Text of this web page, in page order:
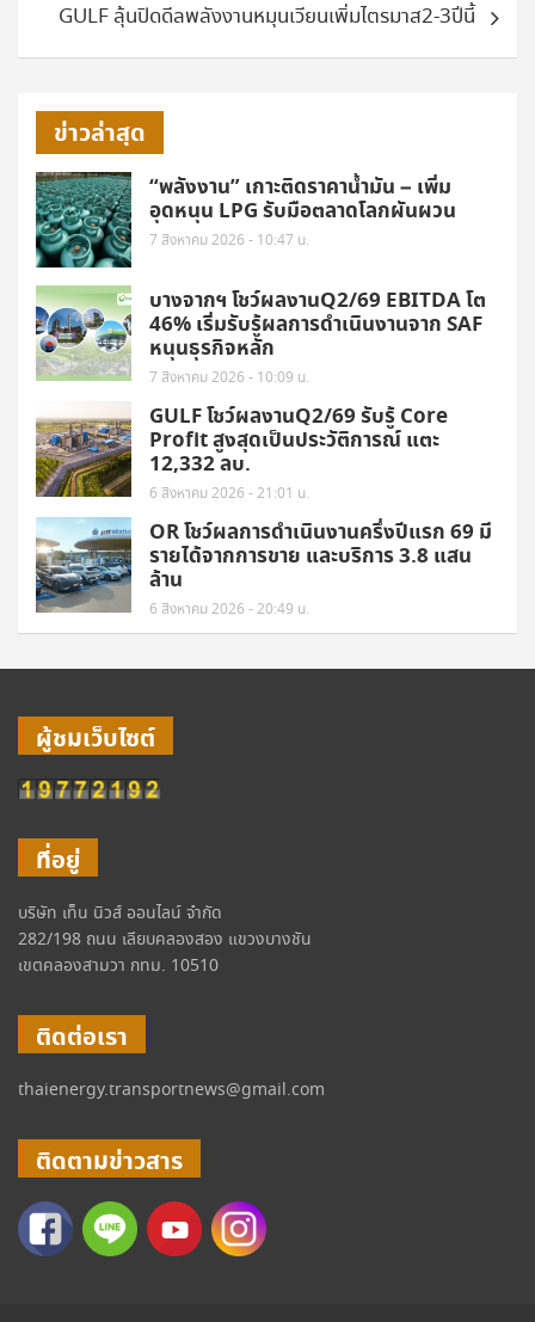
GULF ลุ้นปิดดีลพลังงานหมุนเวียนเพิ่มไตรมาส2-3ปีนี้
ข่าวล่าสุด
“พลังงาน” เกาะติดราคาน้ำมัน – เพิ่ม
อุดหนุน LPG รับมือตลาดโลกผันผวน
7 สิงหาคม 2026 - 10:47 น.
บางจากฯ โชว์ผลงานQ2/69 EBITDA โต
46% เริ่มรับรู้ผลการดำเนินงานจาก SAF
หนุนธุรกิจหลัก
7 สิงหาคม 2026 - 10:09 น.
GULF โชว์ผลงานQ2/69 รับรู้ Core
Profit สูงสุดเป็นประวัติการณ์ แตะ
12,332 ลบ.
6 สิงหาคม 2026 - 21:01 น.
OR โชว์ผลการดำเนินงานครึ่งปีแรก 69 มี
รายได้จากการขาย และบริการ 3.8 แสน
ล้าน
6 สิงหาคม 2026 - 20:49 น.
ผู้ชมเว็บไซต์
ที่อยู่
บริษัท เท็น นิวส์ ออนไลน์ จำกัด
282/198 ถนน เลียบคลองสอง แขวงบางชัน
เขตคลองสามวา กทม. 10510
ติดต่อเรา
thaienergy.transportnews@gmail.com
ติดตามข่าวสาร